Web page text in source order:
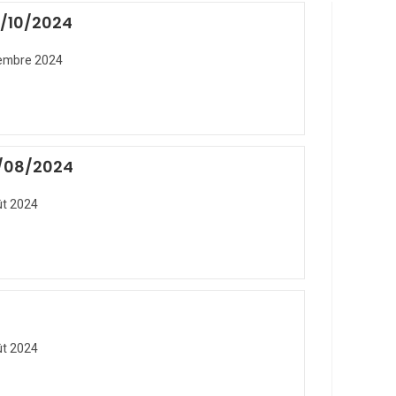
10/2024
2024
08/2024
2024
2024